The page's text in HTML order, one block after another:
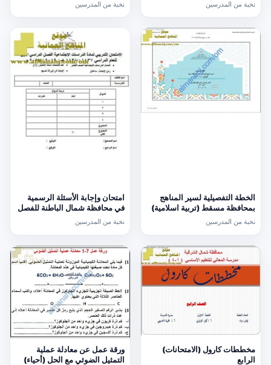
نخبة من المدرسين
نخبة من المدرسين
الخطة التفصيلية لسير المناهج
بمحافظة مسقط (تربية اسلامية)
ملفات مدرسية
نخبة من المدرسين
امتحان وإجابة الأسئلة الرسمية
في محافظة شمال الباطنة للفصل
الدراسي الأول الدور الأول
(اجتماعيات) العاشر
نخبة من المدرسين
مخططات كارول (الامتحانات)
الرابع
ورقة عمل عن معادلة عملية
التمثيل الضوئي مع الحل (أحياء)